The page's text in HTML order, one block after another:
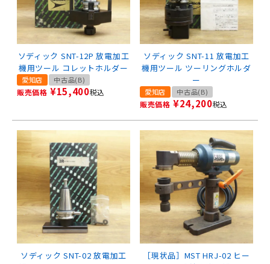
ソディック SNT-12P 放電加工
機用ツール コレットホルダー
愛知店 中古品(B)
販売価格 ¥15,400税込
ソディック SNT-11 放電加工
機用ツール ツーリングホルダ
ー
愛知店 中古品(B)
販売価格 ¥24,200税込
ソディック SNT-02 放電加工
［現状品］MST HRJ-02 ヒー